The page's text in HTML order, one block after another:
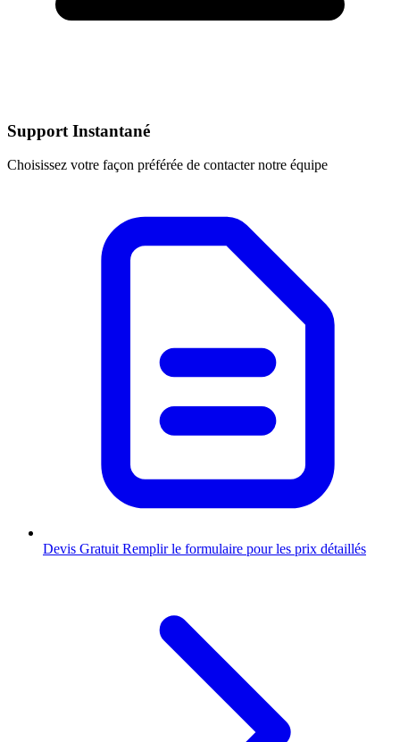
Support Instantané
Choisissez votre façon préférée de contacter notre équipe
Devis Gratuit Remplir le formulaire pour les prix détaillés